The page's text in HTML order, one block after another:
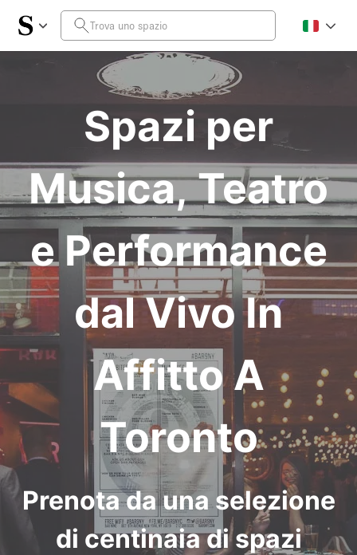
Spazi per
Musica, Teatro
e Performance
dal Vivo In
Affitto A
Toronto
Prenota da una selezione
di centinaia di spazi